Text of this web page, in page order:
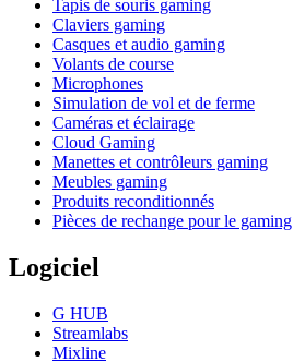
Tapis de souris gaming
Claviers gaming
Casques et audio gaming
Volants de course
Microphones
Simulation de vol et de ferme
Caméras et éclairage
Cloud Gaming
Manettes et contrôleurs gaming
Meubles gaming
Produits reconditionnés
Pièces de rechange pour le gaming
Logiciel
G HUB
Streamlabs
Mixline